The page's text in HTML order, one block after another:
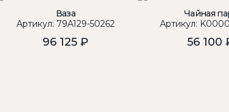
Ваза
Артикул: 79A129-50262
96 125 ₽
Чайная
Артикул:
56 100